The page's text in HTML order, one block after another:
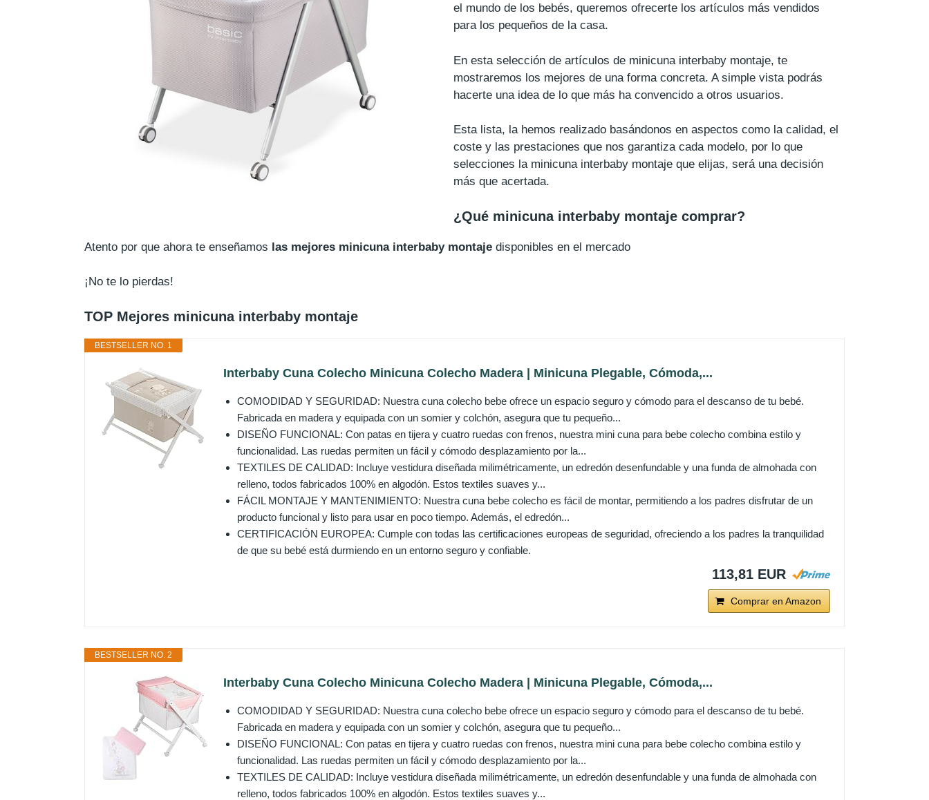
el mundo de los bebés, queremos ofrecerte los artículos más vendidos
para los pequeños de la casa.
En esta selección de artículos de minicuna interbaby montaje, te
mostraremos los mejores de una forma concreta. A simple vista podrás
hacerte una idea de lo que más ha convencido a otros usuarios.
Esta lista, la hemos realizado basándonos en aspectos como la calidad, el
coste y las prestaciones que nos garantiza cada modelo, por lo que
selecciones la minicuna interbaby montaje que elijas, será una decisión
más que acertada.
¿Qué minicuna interbaby montaje comprar?
Atento por que ahora te enseñamos las mejores minicuna interbaby montaje disponibles en el mercado
¡No te lo pierdas!
TOP Mejores minicuna interbaby montaje
BESTSELLER NO. 1
Interbaby Cuna Colecho Minicuna Colecho Madera | Minicuna Plegable, Cómoda,...
COMODIDAD Y SEGURIDAD: Nuestra cuna colecho bebe ofrece un espacio seguro y cómodo para el descanso de tu bebé.
Fabricada en madera y equipada con un somier y colchón, asegura que tu pequeño...
DISEÑO FUNCIONAL: Con patas en tijera y cuatro ruedas con frenos, nuestra mini cuna para bebe colecho combina estilo y
funcionalidad. Las ruedas permiten un fácil y cómodo desplazamiento por la...
TEXTILES DE CALIDAD: Incluye vestidura diseñada milimétricamente, un edredón desenfundable y una funda de almohada con
relleno, todos fabricados 100% en algodón. Estos textiles suaves y...
FÁCIL MONTAJE Y MANTENIMIENTO: Nuestra cuna bebe colecho es fácil de montar, permitiendo a los padres disfrutar de un
producto funcional y listo para usar en poco tiempo. Además, el edredón...
CERTIFICACIÓN EUROPEA: Cumple con todas las certificaciones europeas de seguridad, ofreciendo a los padres la tranquilidad
de que su bebé está durmiendo en un entorno seguro y confiable.
113,81 EUR
Comprar en Amazon
BESTSELLER NO. 2
Interbaby Cuna Colecho Minicuna Colecho Madera | Minicuna Plegable, Cómoda,...
COMODIDAD Y SEGURIDAD: Nuestra cuna colecho bebe ofrece un espacio seguro y cómodo para el descanso de tu bebé.
Fabricada en madera y equipada con un somier y colchón, asegura que tu pequeño...
DISEÑO FUNCIONAL: Con patas en tijera y cuatro ruedas con frenos, nuestra mini cuna para bebe colecho combina estilo y
funcionalidad. Las ruedas permiten un fácil y cómodo desplazamiento por la...
TEXTILES DE CALIDAD: Incluye vestidura diseñada milimétricamente, un edredón desenfundable y una funda de almohada con
relleno, todos fabricados 100% en algodón. Estos textiles suaves y...